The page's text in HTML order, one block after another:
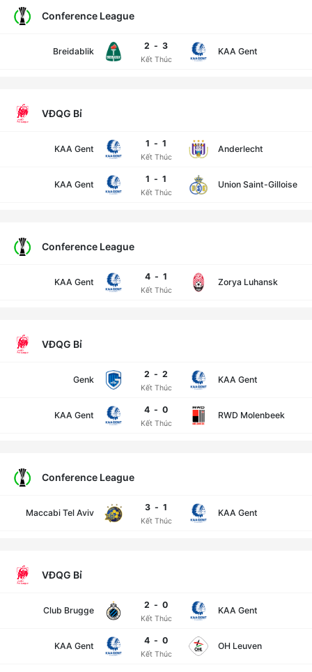
Conference League
Breidablik
Kết Thúc
2 - 3
KAA Gent
VĐQG Bỉ
KAA Gent
Kết Thúc
1 - 1
Anderlecht
KAA Gent
Kết Thúc
1 - 1
Union Saint-Gilloise
Conference League
KAA Gent
Kết Thúc
4 - 1
Zorya Luhansk
VĐQG Bỉ
Genk
Kết Thúc
2 - 2
KAA Gent
KAA Gent
Kết Thúc
4 - 0
RWD Molenbeek
Conference League
Maccabi Tel Aviv
Kết Thúc
3 - 1
KAA Gent
VĐQG Bỉ
Club Brugge
Kết Thúc
2 - 0
KAA Gent
KAA Gent
Kết Thúc
4 - 0
OH Leuven